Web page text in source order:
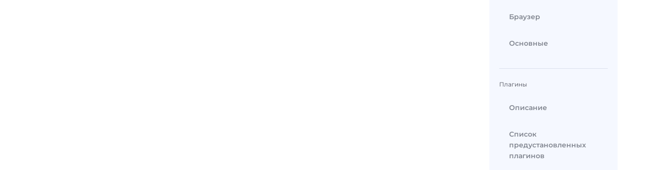
Браузер
Основные
Плагины
Описание
Список
предустановленных
плагинов